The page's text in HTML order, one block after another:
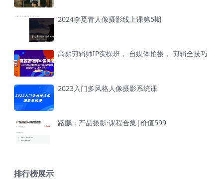
2024李觅青人像摄影线上课第5期
高薪剪辑师IP实操班， 自媒体拍摄， 剪辑全技巧
2023入门多风格人像摄影系统课
路鹏：产品摄影·课程合集|价值599
排行榜展示